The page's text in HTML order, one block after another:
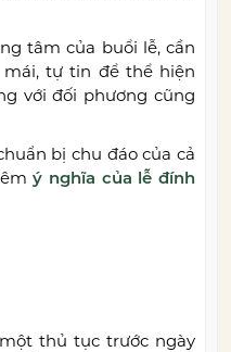
tâm của buổi lễ, cần
tự tin để thể hiện
với đối phương cũng
bị chu đáo của cả
ý nghĩa của lễ đính
thủ tục trước ngày